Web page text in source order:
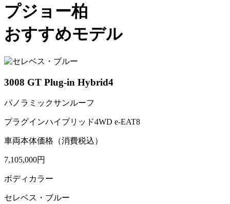
プジョー柏
おすすめモデル
3008 GT Plug-in Hybrid4
パノラミックサンルーフ
プラグインハイブリッド4WD e-EAT8
車両本体価格（消費税込）
7,105,000円
ボディカラー
セレベス・ブルー